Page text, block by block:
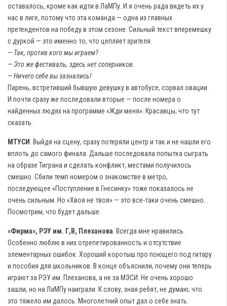
оставалось, кроме как идти в ЛаМПу. И я очень рада видеть их у
нас в лиге, потому что эта команда — одна из главных
претендентов на победу в этом сезоне. Сильный текст вперемешку
с дуркой — это именно то, что цепляет зрителя.
— Так, против кого мы играем?
— Это же фестиваль, здесь нет соперников.
— Ничего себе вы зазнались!
Парень, встретивший бывшую девушку в автобусе, сорвал овации.
И почти сразу же последовали вторые — после номера о
найденных людях на программе «Жди меня». Красавцы, что тут
сказать.
МТУСИ . Выйдя на сцену, сразу потеряли центр и так и не нашли его
вплоть до самого финала. Дальше последовала попытка сыграть
на образе Тиграна и сделать конфликт, местами получилось
смешно. Сбили темп номером о знакомстве в метро,
последующее «Поступление в Гнесинку» тоже показалось не
очень сильным. Но «Хвоя не твоя» — это все-таки очень смешно.
Посмотрим, что будет дальше.
«Фирма», РЭУ им. Г,В, Плеханова. Всегда мне нравились.
Особенно люблю в них отрепетированность и отсутствие
элементарных ошибок. Хороший коротыш про поющего под гитару
и пособия для школьников. В конце объяснили, почему они теперь
играют за РЭУ им. Плеханова, а не за МЭСИ. Не очень хорошо
зашли, но на ЛаМПу наиграли. К слову, зная ребят, не думаю, что
это тяжело им далось. Многолетний опыт дал о себе знать.